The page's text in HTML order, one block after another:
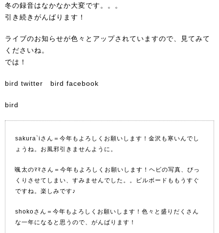
冬の録音はなかなか大変です。。。
引き続きがんばります！
ライブのお知らせが色々とアップされていますので、見てみて
くださいね。
では！
bird twitter bird facebook
bird
sakura`iさん＝今年もよろしくお願いします！金沢も寒いんでし
ょうね。お風邪引きませんように。
颯太のﾏﾏさん＝今年もよろしくお願いします！ヘビの写真、びっ
くりさせてしまい、すみませんでした。。
ビルボード ももうすぐ
ですね。楽しみです♪
shokoさん＝今年もよろしくお願いします！色々と盛りだくさん
な一年になると思うので、がんばります！